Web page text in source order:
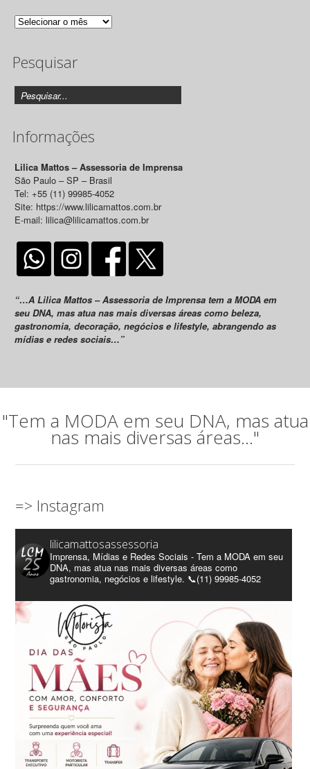
Arquivo
Releases
Pesquisar
Informações
Lilica Mattos – Assessoria de Imprensa
São Paulo – SP – Brasil
Tel: +55 (11) 99985-4052
Site: https://www.lilicamattos.com.br
E-mail: lilica@lilicamattos.com.br
“…A Lilica Mattos – Assessoria de Imprensa tem a MODA em
seu DNA, mas atua nas mais diversas áreas como beleza,
gastronomia, decoração, negócios e lifestyle, abrangendo as
mídias e redes sociais…”
"Tem a MODA em seu DNA, mas atua
nas mais diversas áreas..."
=> Instagram
lilicamattosassessoria
Imprensa, Mídias e Redes Sociais - Tem a MODA em seu
DNA, mas atua nas mais diversas áreas como
gastronomia, negócios e lifestyle. 📞(11) 99985-4052